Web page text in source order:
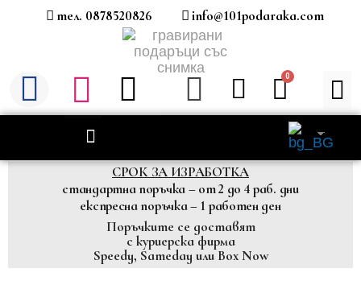
тел. 0878520826 info@101podaraka.com
СРОК ЗА ИЗРАБОТКА
стандартна поръчка – от 2 до 4 раб. дни
експресна поръчка – 1 работен ден
Поръчките се доставят
с куриерска фирма
Speedy, Sameday или Box Now